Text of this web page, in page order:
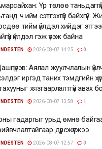
Үр төлөө
ч ийм сэтгэхгүй байхгүй.
тийм үйлдэл хийдэг
үйлдэл гэж үзэж байна
2026-08-07 14:25 0
Аялал жуулчлалын
иргэд таних тэмдгийн
хязгаарлалтгүй авах
2026-08-07 13:58 1
гадаргыг урьд өмнө
дүрсжүүлжээ
2026-08-07 12:57 0